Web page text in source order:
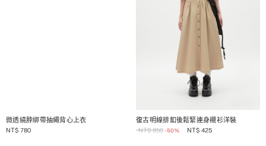
微透繞脖綁帶抽繩背心上衣
NT$ 780
復古明線排釦後鬆緊連身襯衫洋裝
NT$ 850-50% NT$ 425